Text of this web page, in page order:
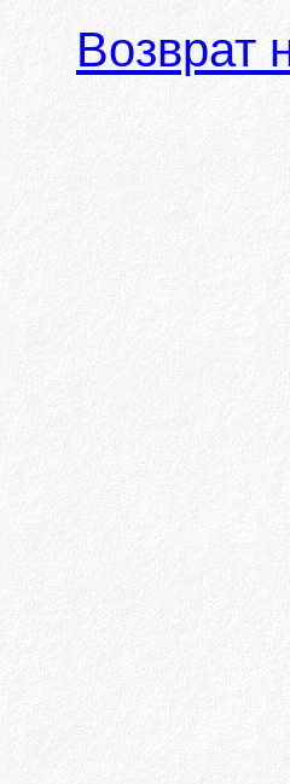
Возврат